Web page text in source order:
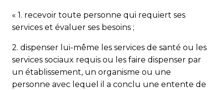
« 1. recevoir toute personne qui requiert ses
services et évaluer ses besoins ;
2. dispenser lui-même les services de santé ou les
services sociaux requis ou les faire dispenser par
un établissement, un organisme ou une
personne avec lequel il a conclu une entente de